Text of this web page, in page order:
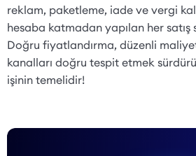
reklam, paketleme, iade ve vergi
hesaba katmadan yapılan her satış
Doğru fiyatlandırma, düzenli
kanalları doğru tespit etmek
işinin temelidir!